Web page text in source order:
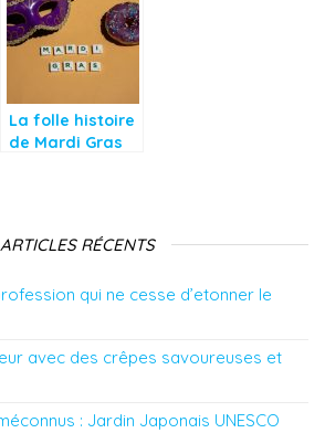
La folle histoire
de Mardi Gras
ARTICLES RÉCENTS
qui ne cesse d’etonner le
avec des crêpes savoureuses et
: Jardin Japonais UNESCO